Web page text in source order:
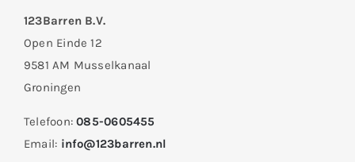
123Barren B.V.
Open Einde 12
9581 AM Musselkanaal
Groningen
Telefoon:085-0605455
Email: info@123barren.nl